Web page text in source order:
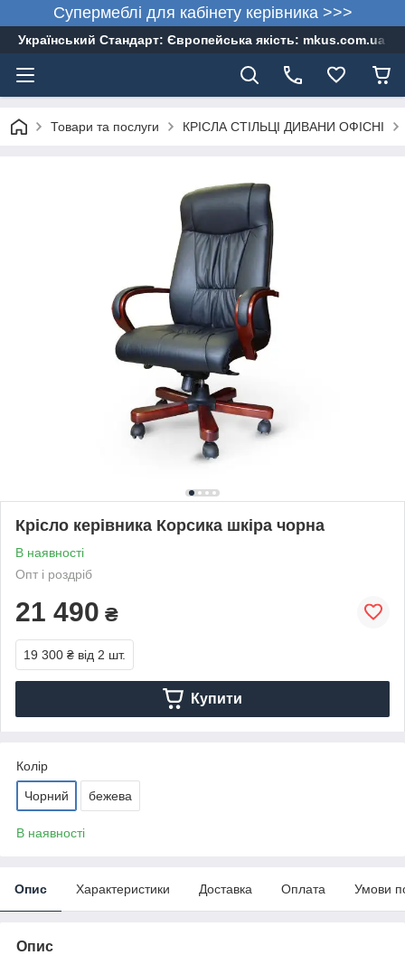
Супермеблі для кабінету керівника >>>
Український Стандарт: Європейська якість: mkus.com.ua
Товари та послуги КРІСЛА СТІЛЬЦІ ДИВАНИ ОФІСНІ
Крісло керівника Корсика шкіра чорна
В наявності
Опт і роздріб
21 490 ₴
19 300 ₴ від 2 шт.
Купити
Колір
Чорний бежева
В наявності
Опис Характеристики Доставка Оплата Умови
Опис